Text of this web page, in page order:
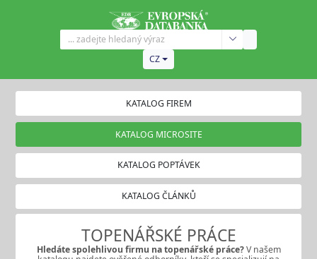
CZ
KATALOG FIREM
KATALOG MICROSITE
KATALOG POPTÁVEK
KATALOG ČLÁNKŮ
TOPENÁŘSKÉ PRÁCE
Hledáte spolehlivou firmu natopenářské práce?V našem